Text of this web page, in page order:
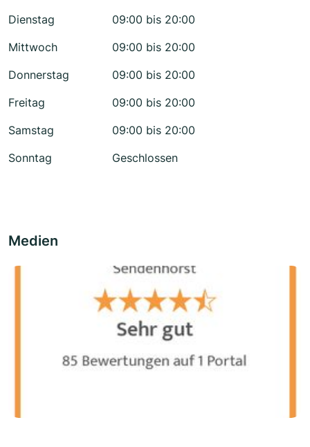
Dienstag
09:00 bis 20:00
Mittwoch
09:00 bis 20:00
Donnerstag
09:00 bis 20:00
Freitag
09:00 bis 20:00
Samstag
09:00 bis 20:00
Sonntag
Geschlossen
Medien